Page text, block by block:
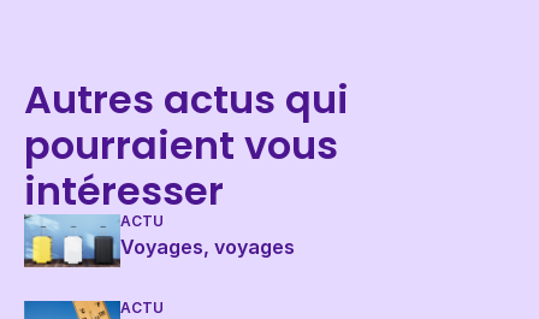
Autres actus qui
pourraient vous
intéresser
ACTU
Voyages, voyages
ACTU